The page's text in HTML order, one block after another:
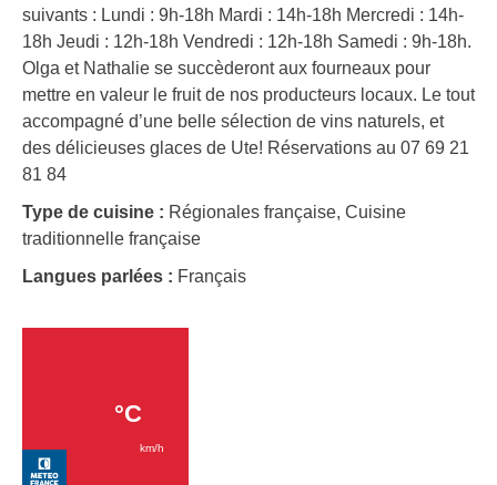
suivants : Lundi : 9h-18h Mardi : 14h-18h Mercredi : 14h-
18h Jeudi : 12h-18h Vendredi : 12h-18h Samedi : 9h-18h.
Olga et Nathalie se succèderont aux fourneaux pour
mettre en valeur le fruit de nos producteurs locaux. Le tout
accompagné d’une belle sélection de vins naturels, et
des délicieuses glaces de Ute! Réservations au 07 69 21
81 84
Type de cuisine : Régionales française, Cuisine
traditionnelle française
Langues parlées : Français